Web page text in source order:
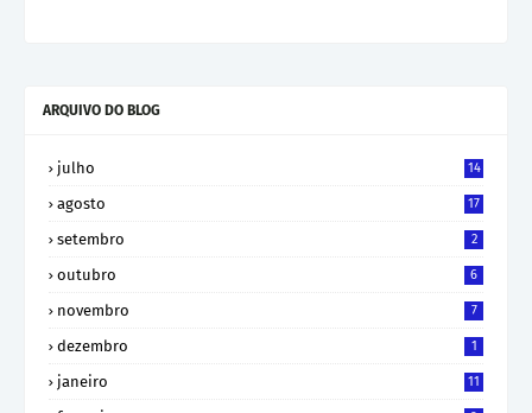
ARQUIVO DO BLOG
julho 14
agosto 17
setembro 2
outubro 6
novembro 7
dezembro 1
janeiro 11